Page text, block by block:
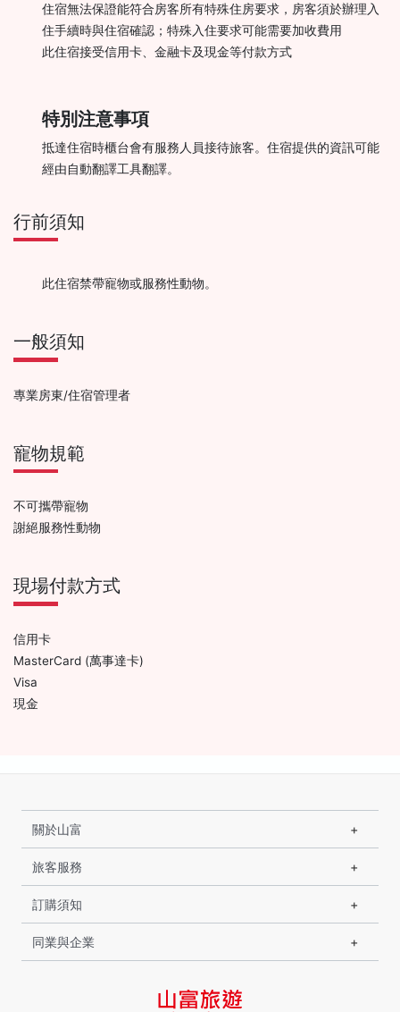
住宿無法保證能符合房客所有特殊住房要求，房客須於辦理入
住手續時與住宿確認；特殊入住要求可能需要加收費用
此住宿接受信用卡、金融卡及現金等付款方式
特別注意事項
抵達住宿時櫃台會有服務人員接待旅客。住宿提供的資訊可能
經由自動翻譯工具翻譯。
行前須知
此住宿禁帶寵物或服務性動物。
一般須知
專業房東/住宿管理者
寵物規範
不可攜帶寵物
謝絕服務性動物
現場付款方式
信用卡
MasterCard (萬事達卡)
Visa
現金
關於山富
旅客服務
訂購須知
同業與企業